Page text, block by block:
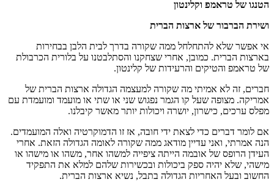
הטנגו של טראמפ וקלינטון
ושירת הברבור של ארצות הברית
אי אפשר שלא להתחלחל ממה שקורה בדרך לבית הלבן בבחירות
בארצות הברית. כמובן, אחרי שצחקנו והסתלבטנו על בלורית הכרבולת
של טראמפ והטיקים והרעידות של קלינטון.
חברים, זה לא אמיתי מה שקורה למעצמה הגדולה ארצות הברית של
אמריקה. מצופה שעל קו הגמר נפגוש שני או שתי או מועמד ומועמדת עם
מפלס ערכים, כישרון, יושרה ויכולות יותר מאשר קיבלנו.
אם לומר דברים כדי לצאת ידי חובה, אז זו הדמוקרטיה ואלה המועמדים.
הנה אמרתי, ואני עדיין מודאג ממה שקורה לאומה הגדולה הזאת. אחרי
העידן הרופס של אובמה הייתה ציפייה למשהו אחר, משהו או מישהו או
מישהי, שלא יהיה ספק ביכולות ובכשירות שלהם למלא את התפקיד
החשוב ובעל האחריות הגדולה בתבל, נשיא ארצות הברית.